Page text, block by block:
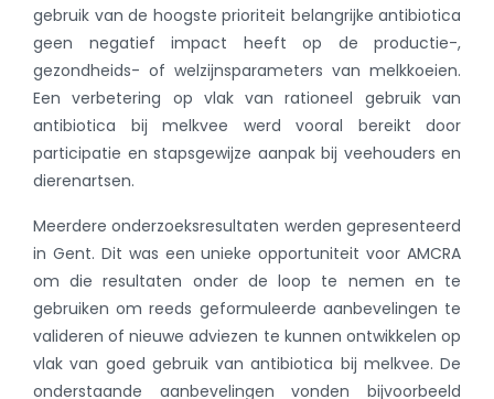
gebruik van de hoogste prioriteit belangrijke antibiotica
geen negatief impact heeft op de productie-,
gezondheids- of welzijnsparameters van melkkoeien.
Een verbetering op vlak van rationeel gebruik van
antibiotica bij melkvee werd vooral bereikt door
participatie en stapsgewijze aanpak bij veehouders en
dierenartsen.
Meerdere onderzoeksresultaten werden gepresenteerd
in Gent. Dit was een unieke opportuniteit voor AMCRA
om die resultaten onder de loop te nemen en te
gebruiken om reeds geformuleerde aanbevelingen te
valideren of nieuwe adviezen te kunnen ontwikkelen op
vlak van goed gebruik van antibiotica bij melkvee. De
onderstaande aanbevelingen vonden bijvoorbeeld